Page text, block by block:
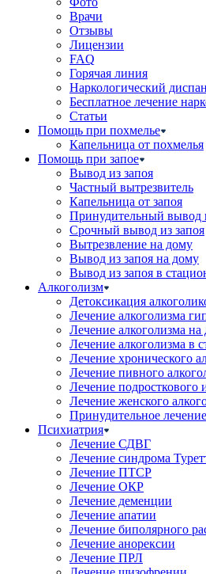
Врачи
Отзывы
Лицензии
FAQ
Горячая линия
Наркологический
Бесплатное лечение
Статьи
Помощь при похмелье
Капельница от похмелья
Помощь при запое
Вывод из запоя
Частный вытрезвитель
Капельница от запоя
Принудительный вывод
Срочный вывод из запоя
Вытрезвление на дому
Вывод из запоя на дому
Вывод из запоя в
Алкоголизм
Детоксикация
Лечение алкоголизма
Лечение алкоголизма на
Лечение алкоголизма в
Лечение хронического
Лечение пивного
Лечение подросткового
Лечение женского
Принудительное
Психиатрия
Лечение СДВГ
Лечение синдрома
Лечение ПТСР
Лечение ОКР
Лечение деменции
Лечение апатии
Лечение биполярного
Лечение анорексии
Лечение ПРЛ